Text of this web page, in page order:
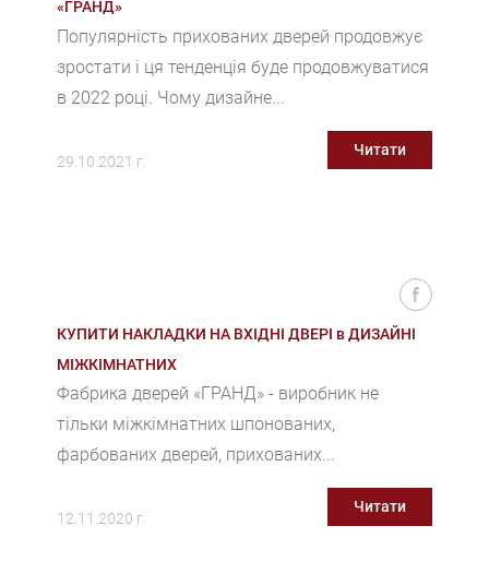
«ГРАНД»
Популярність прихованих дверей продовжує
зростати і ця тенденція буде продовжуватися
в 2022 році. Чому дизайне...
29.10.2021 г.
Читати
КУПИТИ НАКЛАДКИ НА ВХІДНІ ДВЕРІ в ДИЗАЙНІ
МІЖКІМНАТНИХ
Фабрика дверей «ГРАНД» - виробник не
тільки міжкімнатних шпонованих,
фарбованих дверей, прихованих...
12.11.2020 г.
Читати